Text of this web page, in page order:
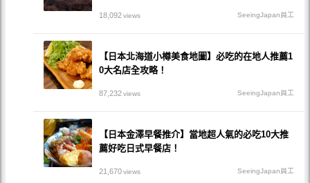
18,092views SeeingJapan員工
【日本北海道小樽美食地圖】必吃的在地人推薦1
0大名店全攻略！
87,232views SeeingJapan員工
【日本金澤早餐推介】當地超人氣的必吃10大推
薦好吃日式早餐店！
21,670views SeeingJapan員工